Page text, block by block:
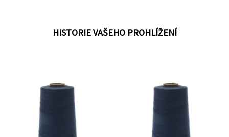
HISTORIE VAŠEHO PROHLÍŽENÍ